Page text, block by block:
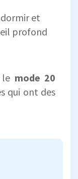
et
profond
mode 20
qui ont des